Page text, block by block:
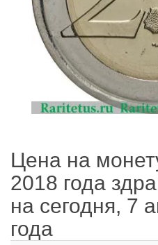
Цена на
2018 года
на сегодня, 7
года